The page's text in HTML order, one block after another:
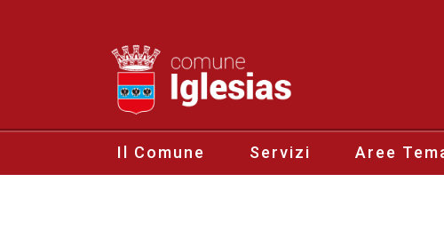
Il Comune Servizi Aree